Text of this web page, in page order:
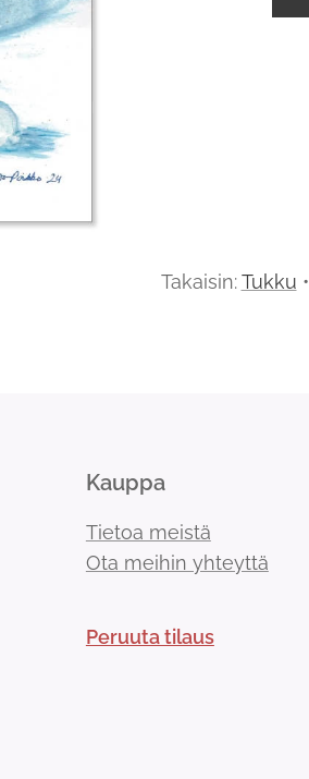
Takaisin:Tukku •
Kauppa
Tietoa meistä
Ota meihin yhteyttä
Peruuta tilaus